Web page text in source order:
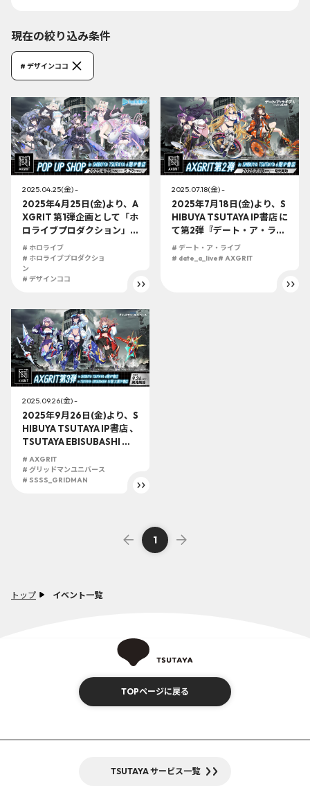
トップ イベント一覧
現在の絞り込み条件
# デザインココ
2025.04.25(金) -
2025年4月25日(金)より、A
XGRIT 第1弾企画として「ホ
ロライブプロダクション」
所属 「ホロライブEnglish -
Advent-」 のPOP UP SHO
PをSHIBUYA TSUTAYA 6階
IP書店 にて開催‼
# ホロライブ
# ホロライブプロダクショ
ン
# デザインココ
2025.07.18(金) -
2025年7月18日(金)より、S
HIBUYA TSUTAYA IP書店 に
て第2弾『デート・ア・ライ
ブV』 が発売開始！！時崎狂
三のオリジナル衣装フィギ
# デート・ア・ライブ
# date_a_live# AXGRIT
2025.09.26(金) -
2025年9月26日(金)より、S
HIBUYA TSUTAYA IP書店 、
TSUTAYA EBISUBASHI 大
阪IP書店にてAXGRIT 第3弾
『グリッドマン ユニバー
ス』 が発売開始！！ 六花の
# AXGRIT
# グリッドマンユニバース
# SSSS_GRIDMAN
1
TOPページに戻る
TSUTAYA サービス一覧